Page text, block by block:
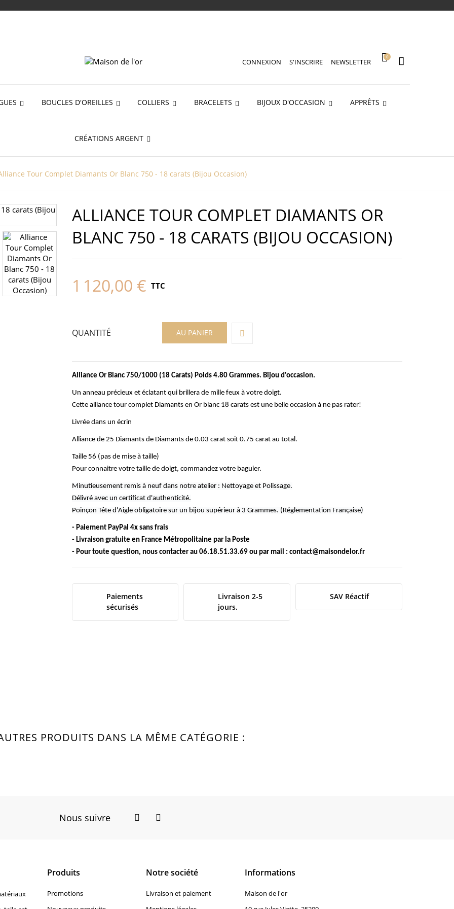
CONNEXION S'INSCRIRE NEWSLETTER
0
BOUCLES D'OREILLES COLLIERS BRACELETS BIJOUX D'OCCASION APPRÊTS
CRÉATIONS ARGENT
Tour Complet Diamants Or Blanc 750 - 18 carats (Bijou Occasion)
ALLIANCE TOUR COMPLET DIAMANTS OR
BLANC 750 - 18 CARATS (BIJOU OCCASION)
1 120,00 € TTC
QUANTITÉ AU PANIER
Alliance Or Blanc 750/1000 (18 Carats) Poids 4.80 Grammes. Bijou d'occasion.
Un anneau précieux et éclatant qui brillera de mille feux à votre doigt.
Cette alliance tour complet Diamants en Or blanc 18 carats est une belle occasion à ne pas rater!
Livrée dans un écrin
Alliance de 25 Diamants de Diamants de 0.03 carat soit 0.75 carat au total.
Taille 56 (pas de mise à taille)
Pour connaitre votre taille de doigt, commandez votre baguier.
Minutieusement remis à neuf dans notre atelier : Nettoyage et Polissage.
Délivré avec un certificat d'authenticité.
Poinçon Tête d'Aigle obligatoire sur un bijou supérieur à 3 Grammes. (Réglementation Française)
- Paiement PayPal 4x sans frais
- Livraison gratuite en France Métropolitaine par la Poste
- Pour toute question, nous contacter au 06.18.51.33.69 ou par mail : contact@maisondelor.fr
Paiements
sécurisés
Livraison 2-5
jours.
SAV Réactif
PRODUITS DANS LA MÊME CATÉGORIE :
Nous suivre FacebookInstagram
Produits
Promotions
Notre société
Livraison et paiement
Informations
Maison de l'or